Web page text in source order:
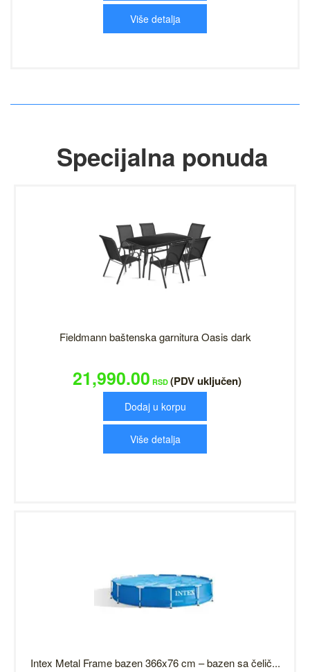
Više detalja
Specijalna ponuda
Fieldmann baštenska garnitura Oasis dark
21,990.00 RSD (PDV uključen)
Dodaj u korpu
Više detalja
Intex Metal Frame bazen 366x76 cm – bazen sa čelič...